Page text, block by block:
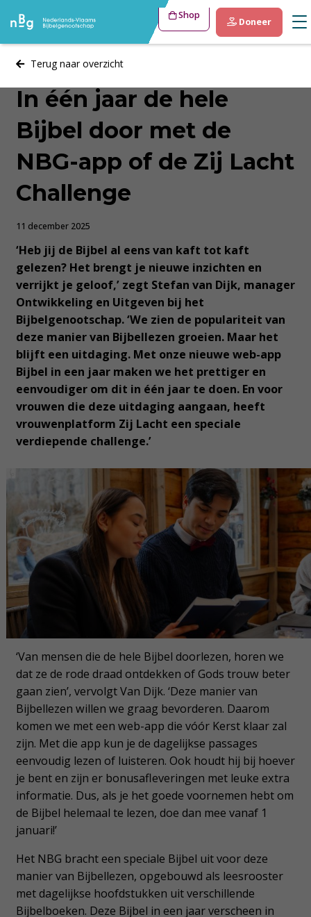
Shop
Doneer
Terug naar overzicht
In één jaar de hele
Bijbel door met de
NBG-app of de Zij Lacht
Challenge
11 december 2025
‘Heb jij de Bijbel al eens van kaft tot kaft
gelezen? Het brengt je nieuwe inzichten en
verrijkt je geloof,’ zegt Stefan van Dijk, manager
Ontwikkeling en Uitgeven bij het
Bijbelgenootschap. ‘We zien de populariteit van
deze manier van Bijbellezen groeien. Maar het
blijft een uitdaging. Met onze nieuwe web-app
Bijbel in een jaar maken we het prettiger en
eenvoudiger om dit in één jaar te doen. En voor
vrouwen die deze uitdaging aangaan, heeft
vrouwenplatform Zij Lacht een speciale
verdiepende challenge.’
‘Van mensen die de hele Bijbel doorlezen, horen we
dat ze de rode draad ontdekken of Gods trouw beter
gaan zien’, vervolgt Van Dijk. ‘Deze manier van
Bijbellezen willen we graag bevorderen. Daarom
komen we met een web-app die vóór Kerst klaar zal
zijn. Met die app kun je de dagelijkse passages
eenvoudig lezen of luisteren. Ook houdt hij bij hoever
je bent en zijn er bonusafleveringen met leuke extra
informatie. Dus, als je het goede voornemen hebt om
de Bijbel helemaal te lezen, doe dan mee vanaf 1
januari!’
Het NBG bracht een speciale Bijbel uit voor deze
manier van Bijbellezen, opgebouwd als leesrooster
met dagelijkse hoofdstukken uit verschillende
Bijbelboeken. Deze Bijbel in een jaar verscheen in